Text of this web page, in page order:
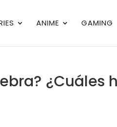
ANIME GAMING